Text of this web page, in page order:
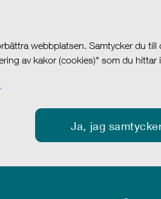
webbplatsen. Samtycker du till
av kakor (cookies)" som du hittar
Ja, jag